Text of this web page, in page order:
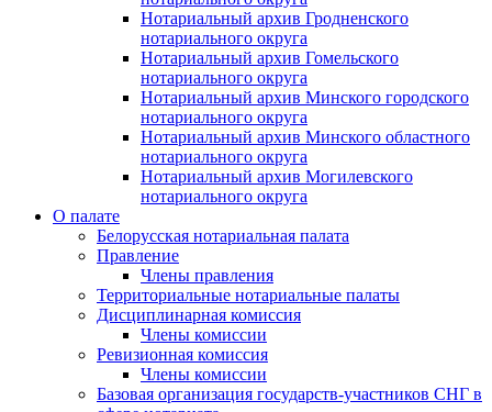
Нотариальный архив Гродненского
нотариального округа
Нотариальный архив Гомельского
нотариального округа
Нотариальный архив Минского городского
нотариального округа
Нотариальный архив Минского областного
нотариального округа
Нотариальный архив Могилевского
нотариального округа
О палате
Белорусская нотариальная палата
Правление
Члены правления
Территориальные нотариальные палаты
Дисциплинарная комиссия
Члены комиссии
Ревизионная комиссия
Члены комиссии
Базовая организация государств-участников СНГ в